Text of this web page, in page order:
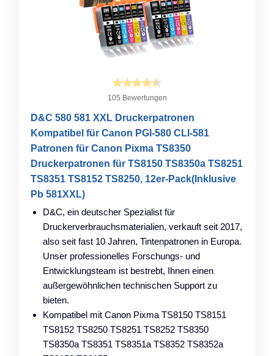
105 Bewertungen
D&C 580 581 XXL Druckerpatronen
Kompatibel für Canon PGI-580 CLI-581
Patronen für Canon Pixma TS8350
Druckerpatronen für TS8150 TS8350a TS8251
TS8351 TS8152 TS8250, 12er-Pack(Inklusive
Pb 581XXL)
D&C, ein deutscher Spezialist für
Druckerverbrauchsmaterialien, verkauft seit 2017,
also seit fast 10 Jahren, Tintenpatronen in Europa.
Unser professionelles Forschungs- und
Entwicklungsteam ist bestrebt, Ihnen einen
außergewöhnlichen technischen Support zu
bieten.
Kompatibel mit Canon Pixma TS8150 TS8151
TS8152 TS8250 TS8251 TS8252 TS8350
TS8350a TS8351 TS8351a TS8352 TS8352a